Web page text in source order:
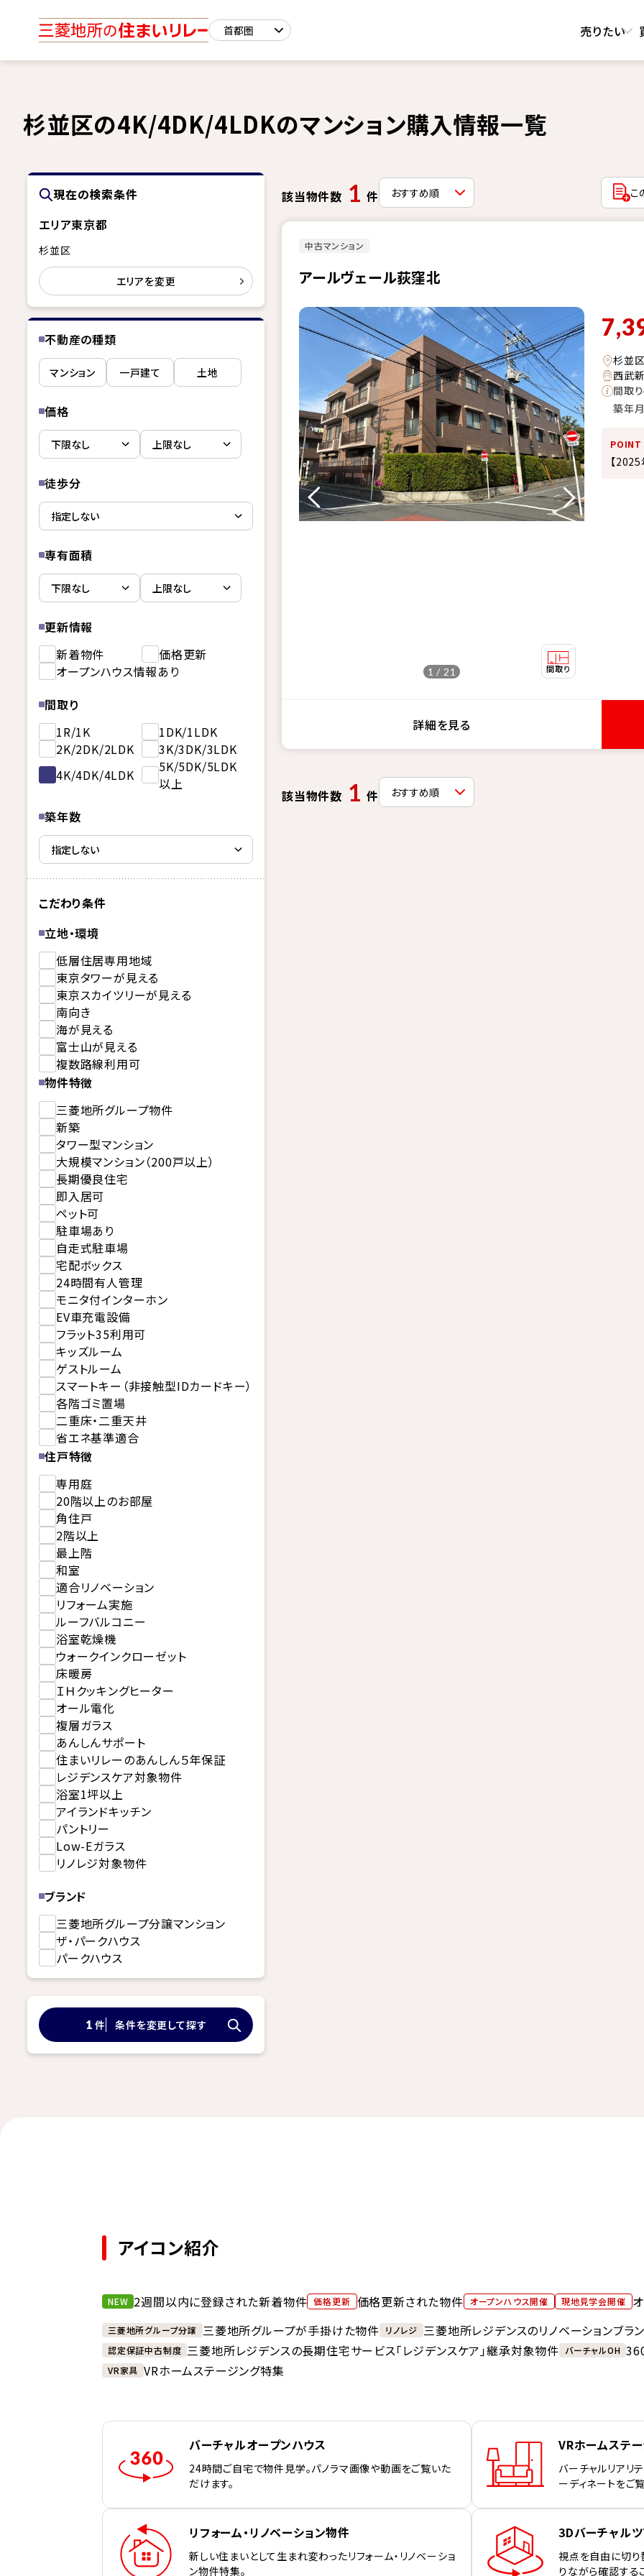
売りたい
杉並区の4K/4DK/4LDKのマンション購入情報一覧
現在の検索条件
エリア東京都
杉並区
エリアを変更
不動産の種類
マンション 一戸建て 土地
価格
徒歩分
専有面積
更新情報
新着物件
価格更新
オープンハウス情報あり
間取り
1R/1K
1DK/1LDK
2K/2DK/2LDK
3K/3DK/3LDK
4K/4DK/4LDK
5K/5DK/5LDK
以上
築年数
こだわり条件
立地・環境
低層住居専用地域
東京タワーが見える
東京スカイツリーが見える
南向き
海が見える
富士山が見える
複数路線利用可
物件特徴
三菱地所グループ物件
新築
タワー型マンション
大規模マンション（200戸以上）
長期優良住宅
即入居可
ペット可
駐車場あり
自走式駐車場
宅配ボックス
24時間有人管理
モニタ付インターホン
EV車充電設備
フラット35利用可
キッズルーム
ゲストルーム
スマートキー（非接触型IDカードキー）
各階ゴミ置場
二重床・二重天井
省エネ基準適合
住戸特徴
専用庭
20階以上のお部屋
角住戸
2階以上
最上階
和室
適合リノベーション
リフォーム実施
ルーフバルコニー
浴室乾燥機
ウォークインクローゼット
床暖房
ＩＨクッキングヒーター
オール電化
複層ガラス
あんしんサポート
住まいリレーのあんしん５年保証
レジデンスケア対象物件
浴室1坪以上
アイランドキッチン
パントリー
Low-Eガラス
リノレジ対象物件
ブランド
三菱地所グループ分譲マンション
ザ・パークハウス
パークハウス
1 件 条件を変更して探す
該当物件数 1 件 こ
中古マンション
アールヴェール荻窪北
1 / 21
杉並
西武
間取り
築年月
POINT
【
詳細を見る
該当物件数 1 件
アイコン紹介
NEW 2週間以内に登録された新着物件 価格更新 価格更新された物件 オープンハウス開催 現地見学会開催
三菱地所グループ分譲 三菱地所グループが手掛けた物件 リノレジ 三菱地所レジデンスのリノベーションブラ
認定保証中古制度 三菱地所レジデンスの長期住宅サービス「レジデンスケア」継承対象物件 バーチャルOH
VR家具 VRホームステージング特集
バーチャルオープンハウス
24時間ご自宅で物件見学。パノラマ画像や動画をご覧いた
だけます。
VRホームステ
バーチャルリアリ
ーディネートをご
リフォーム・リノベーション物件
新しい住まいとして生まれ変わったリフォーム・リノベーショ
ン物件特集。
3Dバーチャル
視点を自由に切り
りながら確認する